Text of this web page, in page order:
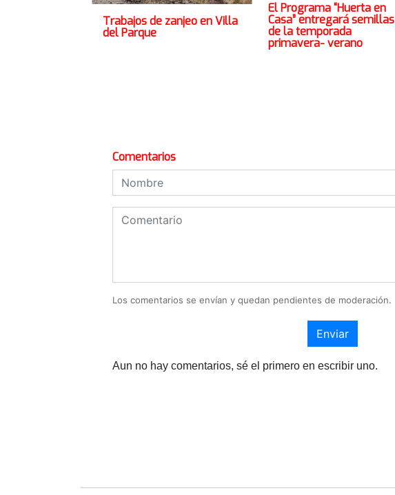
Trabajos de zanjeo en Villa
del Parque
El Programa “Huerta en
Casa” entregará semillas
de la temporada
primavera- verano
Comentarios
Los comentarios se envían y quedan pendientes de moderación.
Enviar
Aun no hay comentarios, sé el primero en escribir uno.